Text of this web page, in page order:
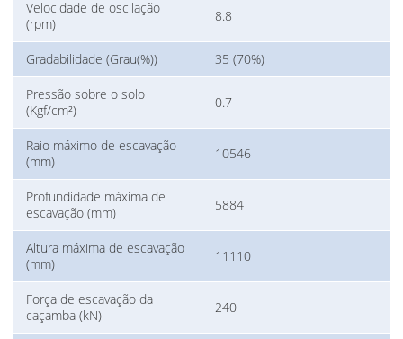
Velocidade de oscilação
(rpm)
8.8
Gradabilidade (Grau(%)) 35 (70%)
Pressão sobre o solo
(Kgf/cm²)
0.7
Raio máximo de escavação
(mm)
10546
Profundidade máxima de
escavação (mm)
5884
Altura máxima de escavação
(mm)
11110
Força de escavação da
caçamba (kN)
240